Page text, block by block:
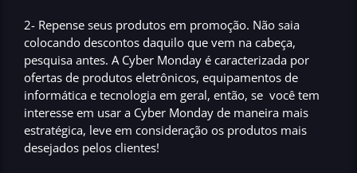
2- Repense seus produtos em promoção. Não saia
colocando descontos daquilo que vem na cabeça,
pesquisa antes. A Cyber Monday é caracterizada por
ofertas de produtos eletrônicos, equipamentos de
informática e tecnologia em geral, então, se você tem
interesse em usar a Cyber Monday de maneira mais
estratégica, leve em consideração os produtos mais
desejados pelos clientes!